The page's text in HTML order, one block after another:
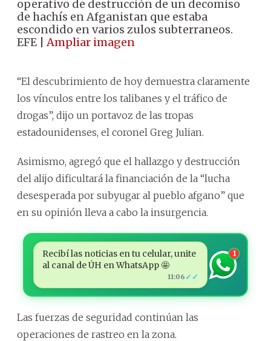
operativo de destrucción de un decomiso
de hachís en Afganistan que estaba
escondido en varios zulos subterraneos.
EFE |Ampliar imagen
“El descubrimiento de hoy demuestra claramente
los vínculos entre los talibanes y el tráfico de
drogas”, dijo un portavoz de las tropas
estadounidenses, el coronel Greg Julian.
Asimismo, agregó que el hallazgo y destrucción
del alijo dificultará la financiación de la “lucha
desesperada por subyugar al pueblo afgano” que
en su opinión lleva a cabo la insurgencia.
Recibí las noticias en tu celular, unite
al canal de ÚH en WhatsApp 🤩
11:06 ✓✓
1
Las fuerzas de seguridad continúan las
operaciones de rastreo en la zona.